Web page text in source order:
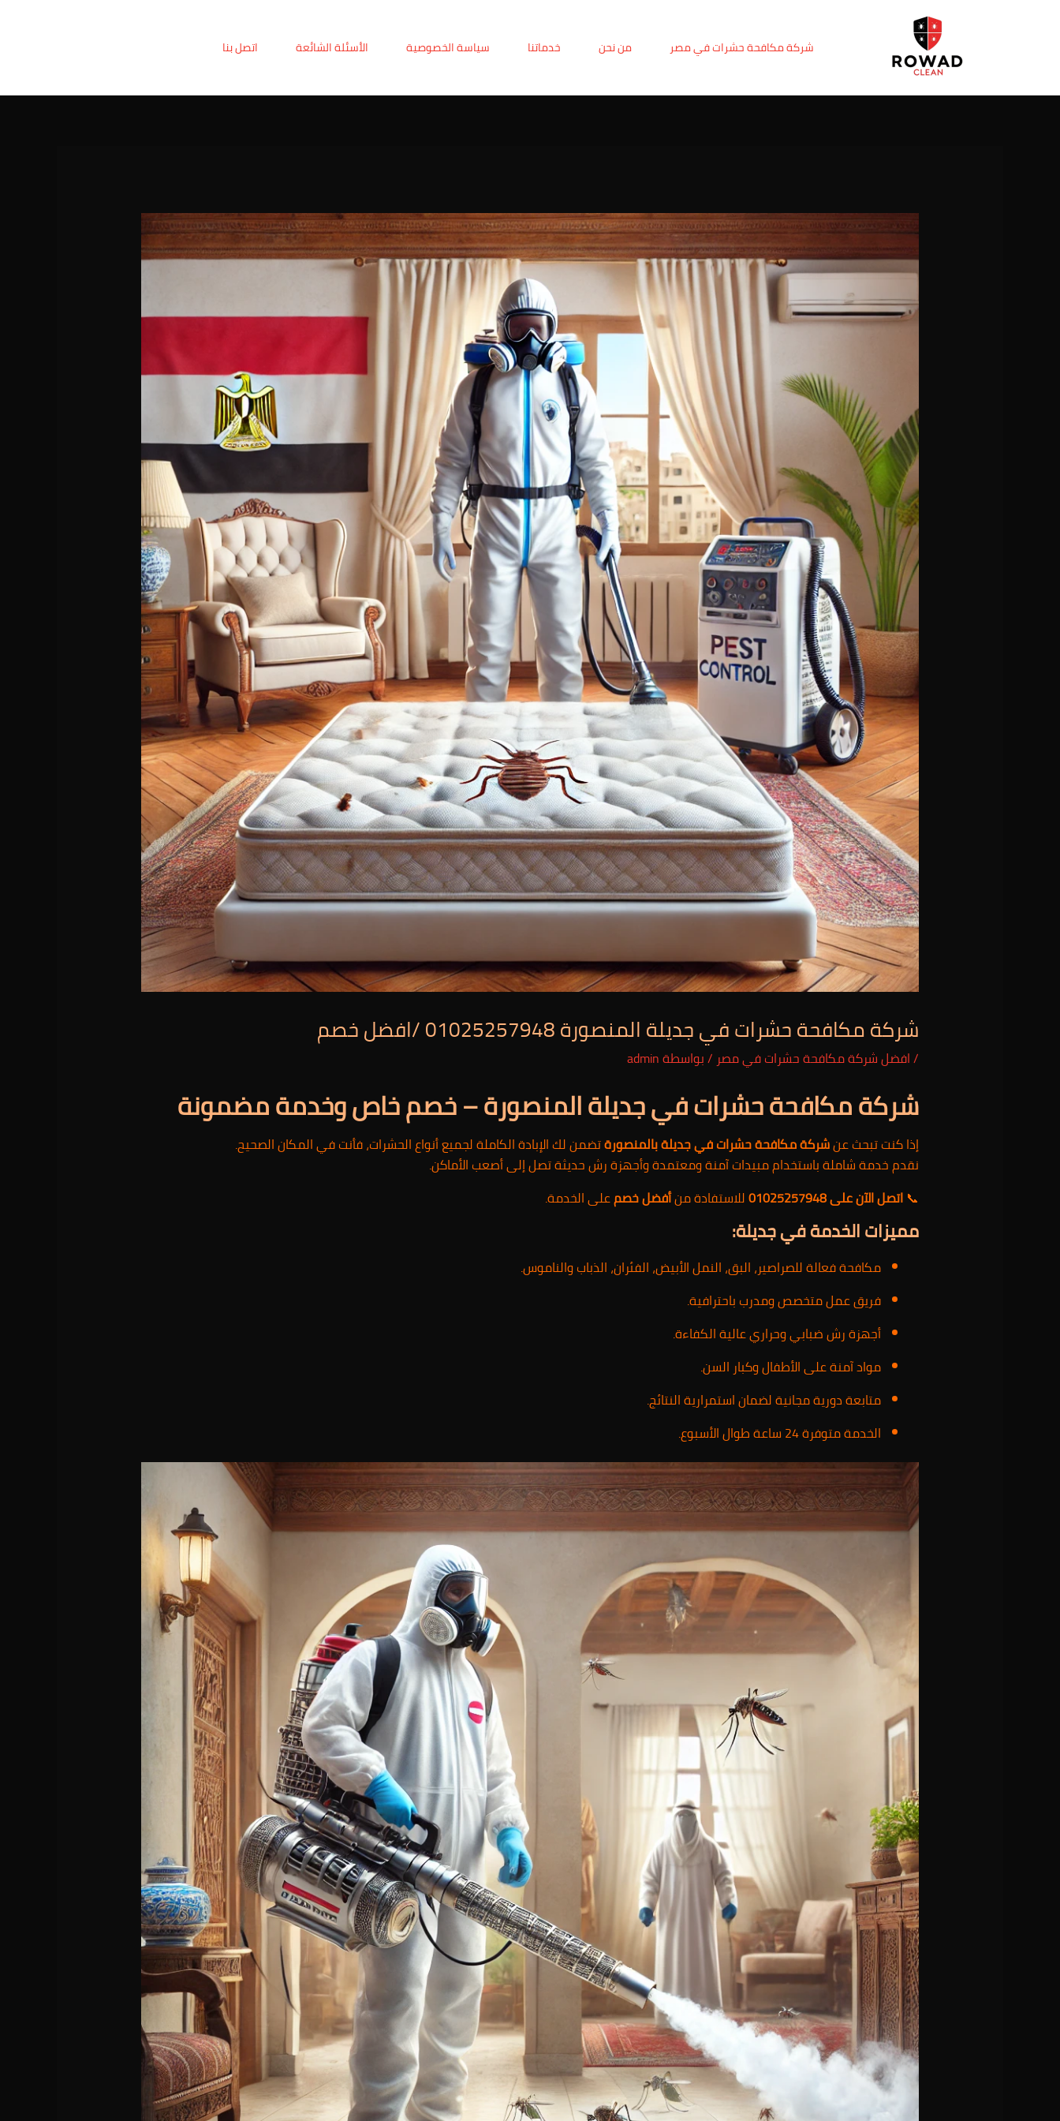
شركة مكافحة حشرات في مصر من نحن خدماتنا سياسة الخصوصية الأسئلة الشائعة اتصل بنا
شركة مكافحة حشرات في جديلة المنصورة 01025257948 /افضل خصم
/افضل شركة مكافحة حشرات في مصر / بواسطةadmin
شركة مكافحة حشرات في جديلة المنصورة – خصم خاص وخدمة مضمونة
إذا كنت تبحث عنشركة مكافحة حشرات في جديلة بالمنصورةتضمن لك الإبادة الكاملة لجميع أنواع الحشرات، فأنت في المكان الصحيح.
نقدم خدمة شاملة باستخدام مبيدات آمنة ومعتمدة وأجهزة رش حديثة تصل إلى أصعب الأماكن.
📞 اتصل الآن على 01025257948 للاستفادة منأفضل خصمعلى الخدمة.
مميزات الخدمة في جديلة:
مكافحة فعالة للصراصير، البق، النمل الأبيض، الفئران، الذباب والناموس.
فريق عمل متخصص ومدرب باحترافية.
أجهزة رش ضبابي وحراري عالية الكفاءة.
مواد آمنة على الأطفال وكبار السن.
متابعة دورية مجانية لضمان استمرارية النتائج.
الخدمة متوفرة 24 ساعة طوال الأسبوع.